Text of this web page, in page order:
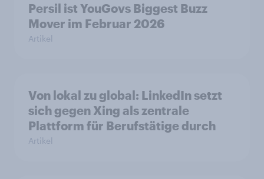
Persil ist YouGovs Biggest Buzz
Mover im Februar 2026
Artikel
Von lokal zu global: LinkedIn setzt
sich gegen Xing als zentrale
Plattform für Berufstätige durch
Artikel